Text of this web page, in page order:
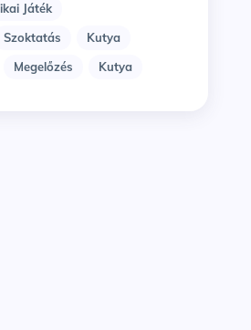
Játék
Szoktatás
Kutya
Megelőzés Kutya